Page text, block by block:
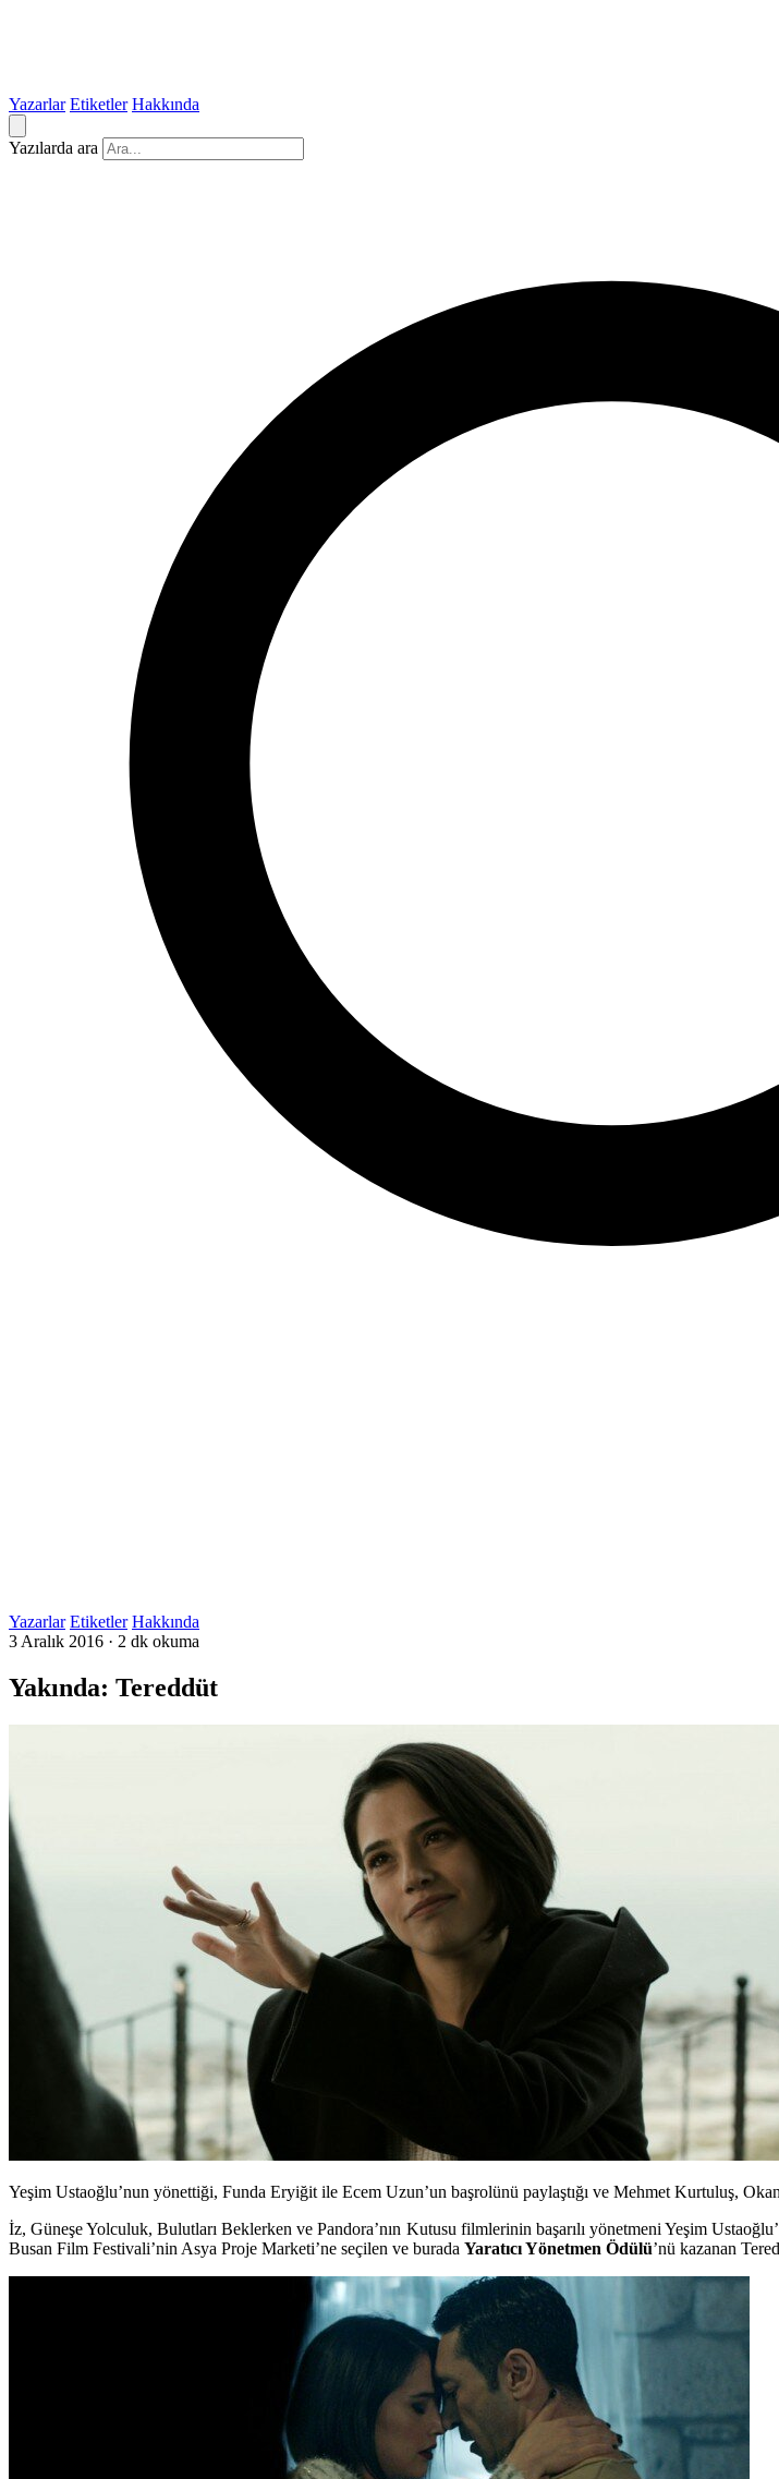
Yazarlar Etiketler Hakkında
Yazılarda ara
Yazarlar Etiketler Hakkında
3 Aralık 2016 · 2 dk okuma
Yakında: Tereddüt
Yeşim Ustaoğlu’nun yönettiği, Funda Eryiğit ile Ecem Uzun’un başrolünü paylaştığı ve Mehmet Kurtuluş,
İz, Güneşe Yolculuk, Bulutları Beklerken ve Pandora’nın Kutusu filmlerinin başarılı yönetmeni Yeşim
Busan Film Festivali’nin Asya Proje Marketi’ne seçilen ve burada Yaratıcı Yönetmen Ödülü’nü kazanan